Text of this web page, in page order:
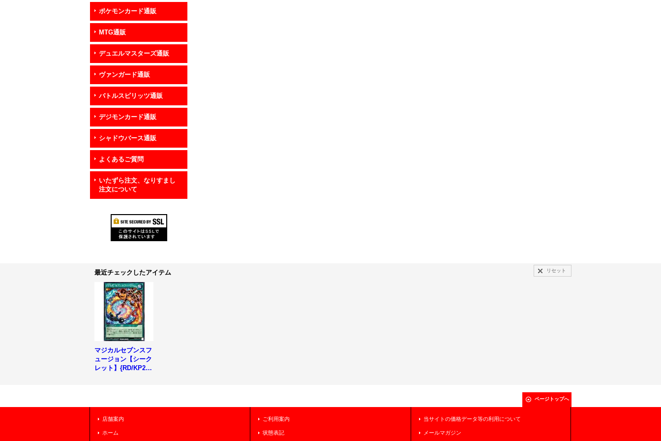
ポケモンカード通販
MTG通販
デュエルマスターズ通販
ヴァンガード通販
バトルスピリッツ通販
デジモンカード通販
シャドウバース通販
よくあるご質問
いたずら注文、なりすまし
注文について
最近チェックしたアイテム リセット
マジカルセブンスフ
ュージョン【シーク
レット】{RD/KP21-
ページトップへ
店舗案内
ホーム
ご利用案内
状態表記
当サイトの価格データ等の利用について
メールマガジン